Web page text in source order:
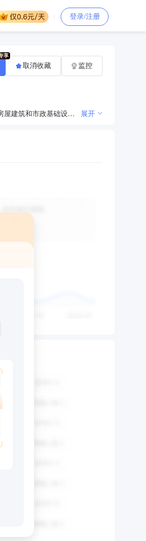
登录/注册
许可项目：各类工程建设活动，消防设施工程施工，建设工程设计，消防技术服务，地质灾害治理工程施工，文物保护工程施工，房屋建筑和市政基础设施项目工程总承包，建筑智能化工程施工，电力设施承装、承修、承试，住宅室内装饰装修，施工专业作业，建筑劳务分包（依法须经批准的项目，经相关部门批准后方可开展经营活动，具体经营项目以审批结果为准）一般项目：体育场地设施工程施工，消防器材销售，建筑装饰材料销售，建筑材料销售，电子产品销售，网络技术服务，技术服务、技术开发、技术咨询、技术交流、技术转让、技术推广，通讯设备销售，计算机软硬件及辅助设备批发，计算机软硬件及辅助设备零售，承接总公司工程建设业务，对外承包工程，园林绿化工程施工，普通机械设备安装服务，土石方工程施工，金属门窗工程施工（除依法须经批准的项目外，凭营业执照依法自主开展经营活动） 展开
取消收藏 监控